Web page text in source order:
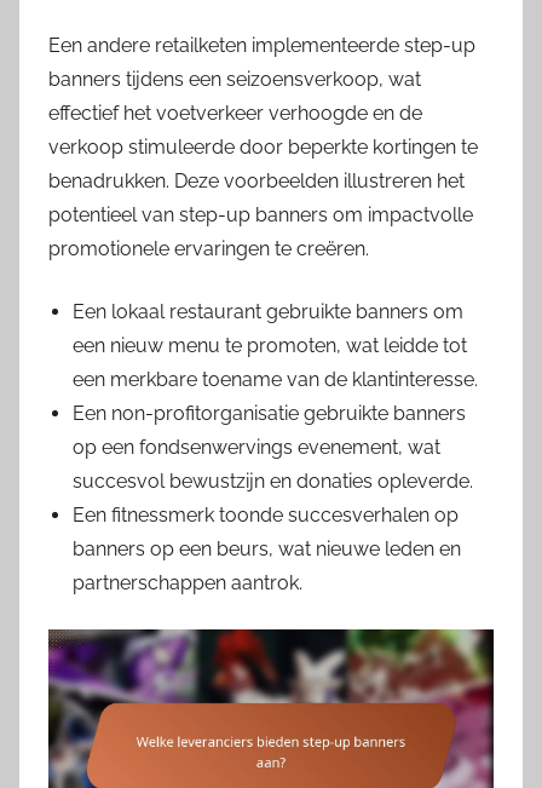
Een andere retailketen implementeerde step-up
banners tijdens een seizoensverkoop, wat
effectief het voetverkeer verhoogde en de
verkoop stimuleerde door beperkte kortingen te
benadrukken. Deze voorbeelden illustreren het
potentieel van step-up banners om impactvolle
promotionele ervaringen te creëren.
Een lokaal restaurant gebruikte banners om
een nieuw menu te promoten, wat leidde tot
een merkbare toename van de klantinteresse.
Een non-profitorganisatie gebruikte banners
op een fondsenwervings evenement, wat
succesvol bewustzijn en donaties opleverde.
Een fitnessmerk toonde succesverhalen op
banners op een beurs, wat nieuwe leden en
partnerschappen aantrok.